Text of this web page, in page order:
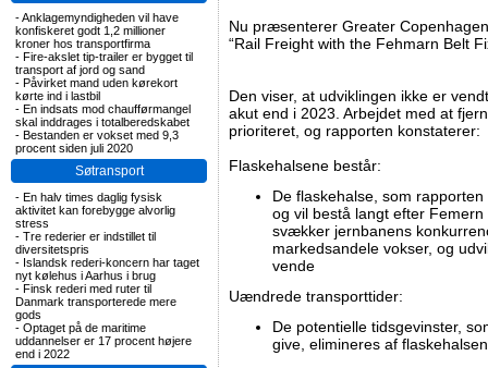
-Anklagemyndigheden vil have
konfiskeret godt 1,2 millioner
kroner hos transportfirma
- Fire-akslet tip-trailer er bygget til
transport af jord og sand
- Påvirket mand uden kørekort
kørte ind i lastbil
- En indsats mod chaufførmangel
skal inddrages i totalberedskabet
- Bestanden er vokset med 9,3
procent siden juli 2020
Søtransport
- En halv times daglig fysisk
aktivitet kan forebygge alvorlig
stress
- Tre rederier er indstillet til
diversitetspris
- Islandsk rederi-koncern har taget
nyt kølehus i Aarhus i brug
- Finsk rederi med ruter til
Danmark transporterede mere
gods
- Optaget på de maritime
uddannelser er 17 procent højere
end i 2022
Nu præsenterer Greater
“Rail Freight with the Fehmarn Belt
Den viser, at udviklingen ikke er
akut end i 2023. Arbejdet med at
prioriteret, og rapporten konstaterer:
Flaskehalsene består:
De flaskehalse, som
og vil bestå langt efter
svækker jernbanens
markedsandele vokser, og
vende
Uændrede transporttider:
De potentielle tidsgevinster,
give, elimineres af